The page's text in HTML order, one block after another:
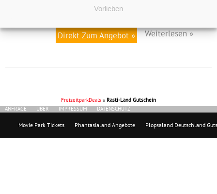
Vorlieben
den Eintrittspreis dank Coupon – ✂️ Coupon hier herunterladen –
Weiterlesen »
Direkt Zum Angebot »
FreizeitparkDeals » Rasti-Land Gutschein
ANFRAGE
ÜBER IMPRESSUM DATENSCHUTZ
Movie Park Tickets Phantasialand Angebote Plopsaland Deutschland